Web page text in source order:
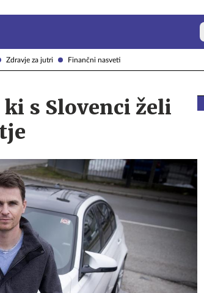
Zdravje za jutri Finančni nasveti
s Slovenci želi